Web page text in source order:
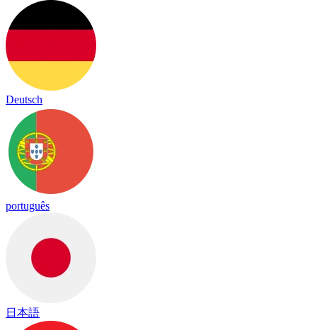
Deutsch
português
日本語